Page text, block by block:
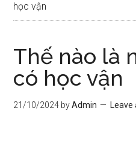
học vận
Thế nào là
có học vận
21/10/2024 byAdmin